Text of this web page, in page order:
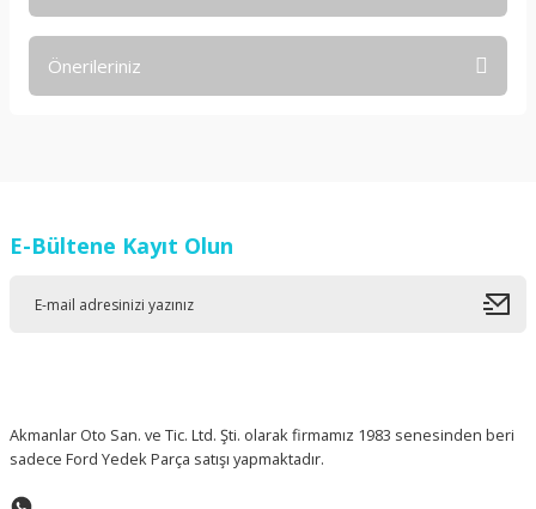
Önerileriniz
Ürün resmi kalitesiz, bozuk veya görüntülenemiyor.
E-Bültene Kayıt Olun
Akmanlar Oto San. ve Tic. Ltd. Şti. olarak firmamız 1983 senesinden beri
sadece Ford Yedek Parça satışı yapmaktadır.